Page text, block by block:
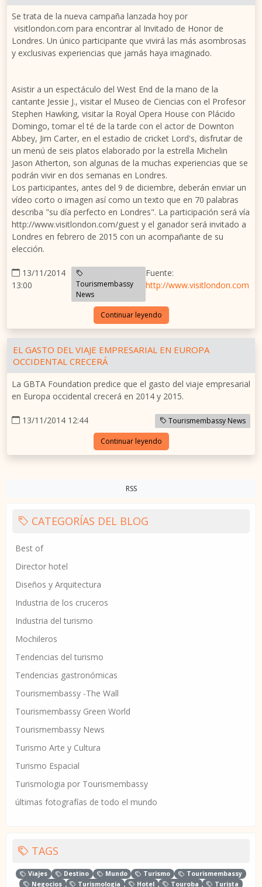
Se trata de la nueva campaña lanzada hoy por
visitlondon.com para encontrar al Invitado de Honor de
Londres. Un único participante que vivirá las más asombrosas
y exclusivas experiencias que jamás haya imaginado.
Asistir a un espectáculo del West End de la mano de la
cantante Jessie J., visitar el Museo de Ciencias con el Profesor
Stephen Hawking, visitar la Royal Opera House con Plácido
Domingo, tomar el té de la tarde con el actor de Downton
Abbey, Jim Carter, en el estadio de cricket Lord's, disfrutar de
un menú de seis platos elaborado por la estrella Michelin
Jason Atherton, son algunas de la muchas experiencias que se
podrán vivir en dos semanas en Londres.
Los participantes, antes del 9 de diciembre, deberán enviar un
vídeo corto o imagen así como un texto que en 70 palabras
describa "su día perfecto en Londres". La participación será vía
http://www.visitlondon.com/guest y el ganador será invitado a
Londres en febrero de 2015 con un acompañante de su
elección.
13/11/2014
13:00
Tourismembassy
News
Fuente:
http://www.visitlondon.com
Continuar leyendo
EL GASTO DEL VIAJE EMPRESARIAL EN EUROPA
OCCIDENTAL CRECERÁ
La GBTA Foundation predice que el gasto del viaje empresarial
en Europa occidental crecerá en 2014 y 2015.
13/11/2014 12:44 Tourismembassy News
Continuar leyendo
RSS
CATEGORÍAS DEL BLOG
Best of
Director hotel
Diseños y Arquitectura
Industria de los cruceros
Industria del turismo
Mochileros
Tendencias del turismo
Tendencias gastronómicas
Tourismembassy -The Wall
Tourismembassy Green World
Tourismembassy News
Turismo Arte y Cultura
Turismo Espacial
Turismologia por Tourismembassy
últimas fotografías de todo el mundo
TAGS
Viajes Destino Mundo Turismo
Tourismembassy
Negocios
Turismologia Hotel Touroba Turista